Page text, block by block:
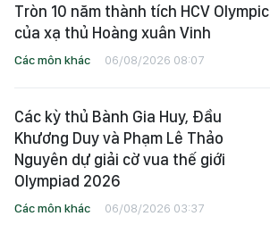
Tròn 10 năm thành tích HCV Olympic
của xạ thủ Hoàng xuân Vinh
Các môn khác 06/08/2026 08:07
Các kỳ thủ Bành Gia Huy, Đầu
Khương Duy và Phạm Lê Thảo
Nguyên dự giải cờ vua thế giới
Olympiad 2026
Các môn khác 06/08/2026 03:37